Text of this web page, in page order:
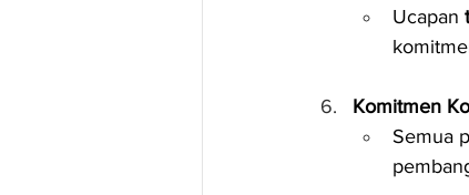
Ucapan
Komitmen
Semua